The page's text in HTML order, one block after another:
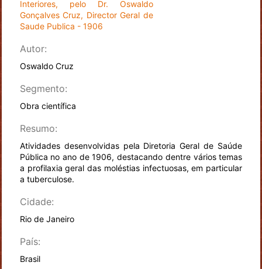
Interiores, pelo Dr. Oswaldo
Gonçalves Cruz, Director Geral de
Saude Publica - 1906
Autor:
Oswaldo Cruz
Segmento:
Obra científica
Resumo:
Atividades desenvolvidas pela Diretoria Geral de Saúde
Pública no ano de 1906, destacando dentre vários temas
a profilaxia geral das moléstias infectuosas, em particular
a tuberculose.
Cidade:
Rio de Janeiro
País:
Brasil